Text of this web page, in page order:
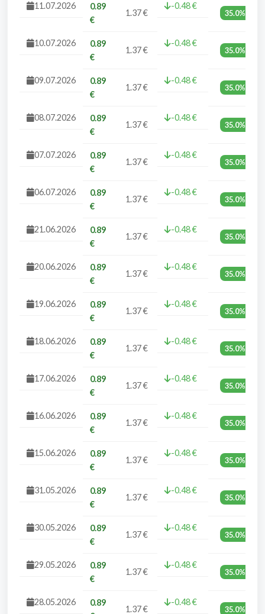
11.07.2026
0.89
€
1.37 €
-0.48 €
35.0%
10.07.2026
0.89
€
1.37 €
-0.48 €
35.0%
09.07.2026
0.89
€
1.37 €
-0.48 €
35.0%
08.07.2026
0.89
€
1.37 €
-0.48 €
35.0%
07.07.2026
0.89
€
1.37 €
-0.48 €
35.0%
06.07.2026
0.89
€
1.37 €
-0.48 €
35.0%
21.06.2026
0.89
€
1.37 €
-0.48 €
35.0%
20.06.2026
0.89
€
1.37 €
-0.48 €
35.0%
19.06.2026
0.89
€
1.37 €
-0.48 €
35.0%
18.06.2026
0.89
€
1.37 €
-0.48 €
35.0%
17.06.2026
0.89
€
1.37 €
-0.48 €
35.0%
16.06.2026
0.89
€
1.37 €
-0.48 €
35.0%
15.06.2026
0.89
€
1.37 €
-0.48 €
35.0%
31.05.2026
0.89
€
1.37 €
-0.48 €
35.0%
30.05.2026
0.89
€
1.37 €
-0.48 €
35.0%
29.05.2026
0.89
€
1.37 €
-0.48 €
35.0%
28.05.2026
0.89
1.37 €
-0.48 €
35.0%